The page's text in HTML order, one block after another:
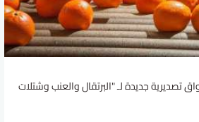
يُعلن فتح 4 أسواق تصديرية جديدة لـ "البرتقال والعنب وشتلات